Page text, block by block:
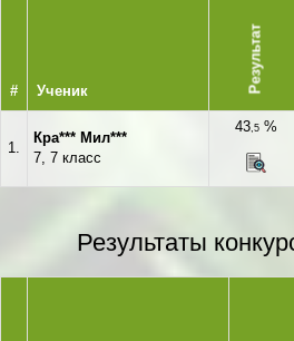
# Ученик Результат
1.
Кра*** Мил***
7, 7 класс
43,5%
Результаты